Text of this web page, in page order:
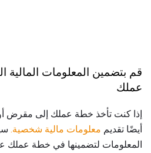
قم بتضمين المعلومات
عملك
إذا كنت تأخذ خطة عملك إلى مقرض
أيضًا تقديم معلومات مالية شخصية.
المعلومات لتضمينها في خطة عملك